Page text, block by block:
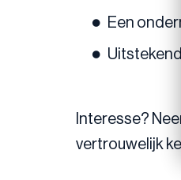
Een
Interesse?
vertrouwelijk